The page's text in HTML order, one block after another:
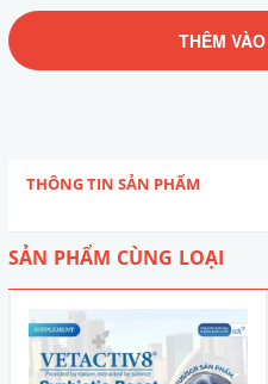
THÊM
THÔNG TIN SẢN PHẨM
SẢN PHẨM CÙNG LOẠI